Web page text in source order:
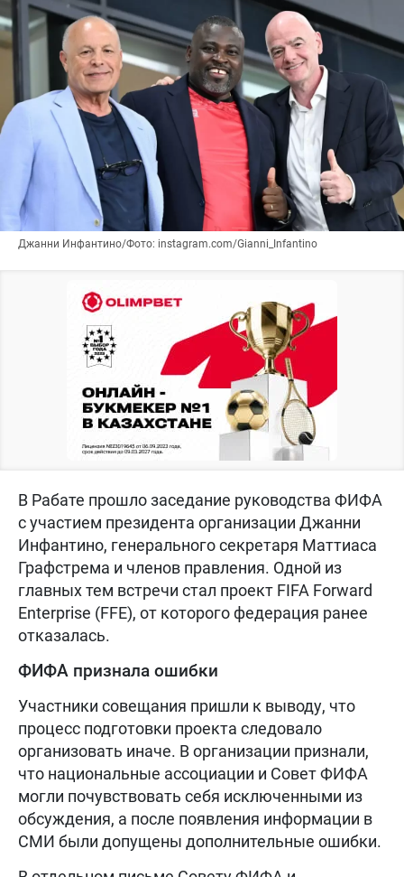
Джанни Инфантино/Фото: instagram.com/Gianni_Infantino
В Рабате прошло заседание руководства ФИФА
с участием президента организации Джанни
Инфантино, генерального секретаря Маттиаса
Графстрема и членов правления. Одной из
главных тем встречи стал проект FIFA Forward
Enterprise (FFE), от которого федерация ранее
отказалась.
ФИФА признала ошибки
Участники совещания пришли к выводу, что
процесс подготовки проекта следовало
организовать иначе. В организации признали,
что национальные ассоциации и Совет ФИФА
могли почувствовать себя исключенными из
обсуждения, а после появления информации в
СМИ были допущены дополнительные ошибки.